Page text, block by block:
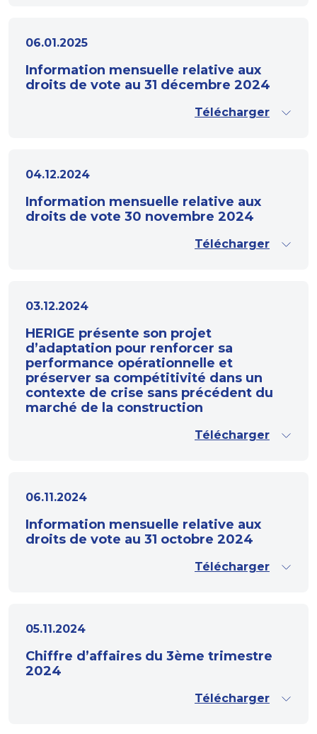
06.01.2025
Information mensuelle relative aux
droits de vote au 31 décembre 2024
Télécharger
04.12.2024
Information mensuelle relative aux
droits de vote 30 novembre 2024
Télécharger
03.12.2024
HERIGE présente son projet
d’adaptation pour renforcer sa
performance opérationnelle et
préserver sa compétitivité dans un
contexte de crise sans précédent du
marché de la construction
Télécharger
06.11.2024
Information mensuelle relative aux
droits de vote au 31 octobre 2024
Télécharger
05.11.2024
Chiffre d’affaires du 3ème trimestre
2024
Télécharger